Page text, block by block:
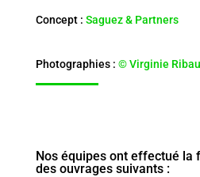
Concept : Saguez & Partners
Photographies : © Virginie
Nos équipes ont effectué la
des ouvrages suivants :